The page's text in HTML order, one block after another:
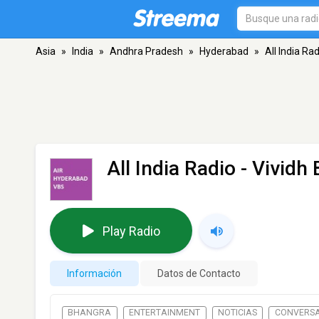
Asia » India » Andhra Pradesh » Hyderabad » All India
All India Radio - Vividh
Play Radio
Información Datos de Contacto
BHANGRA ENTERTAINMENT NOTICIAS